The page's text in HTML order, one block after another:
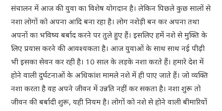
संचालन में आज की युवा का विशेष योगदान है। लेकिन पिछले कुछ सालों से
नशा लोगों को अपना आदि बना रहा है। लोग नशेड़ी बन कर अपना तथा
अपनों का भविष्य बर्बाद करने पर तुले हुए हैं। इसलिए हमें नशे से मुक्ति के
लिए प्रयास करने की आवश्यकता है। आज युवाओं के साथ साथ नई पीढ़ी
भी इसका सेवन कर रही है। 10 साल के लड़के नशा करते हैं। हमारे देश में
होने वाली दुर्घटनाओं के अधिकांश मामले नशे में ही पाए जाते हैं। जो व्यक्ति
नशा करता है वह अपने जीवन में उन्नति नहीं कर सकता है। नशा शुरू तो
जीवन की बर्बादी शुरू, यही नियम है। लोगों को नशे से होने वाली बीमारियों